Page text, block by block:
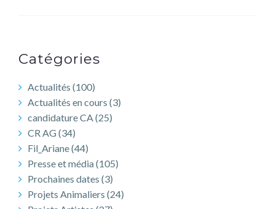
Catégories
Actualités (100)
Actualités en cours (3)
candidature CA(25)
CR AG(34)
Fil_Ariane(44)
Presse et média(105)
Prochaines dates (3)
Projets Animaliers (24)